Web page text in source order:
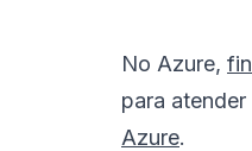
No Azure,
para
Azure.